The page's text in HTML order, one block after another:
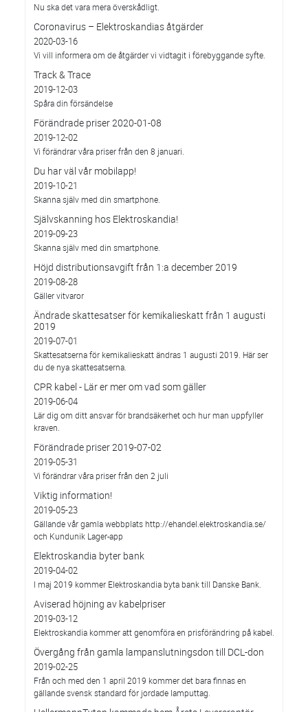
Nu ska det vara mera överskådligt.
Coronavirus – Elektroskandias åtgärder
2020-03-16
Vi vill informera om de åtgärder vi vidtagit i förebyggande syfte.
Track & Trace
2019-12-03
Spåra din försändelse
Förändrade priser 2020-01-08
2019-12-02
Vi förändrar våra priser från den 8 januari.
Du har väl vår mobilapp!
2019-10-21
Skanna själv med din smartphone.
Självskanning hos Elektroskandia!
2019-09-23
Skanna själv med din smartphone.
Höjd distributionsavgift från 1:a december 2019
2019-08-28
Gäller vitvaror
Ändrade skattesatser för kemikalieskatt från 1 augusti
2019
2019-07-01
Skattesatserna för kemikalieskatt ändras 1 augusti 2019. Här ser
du de nya skattesatserna.
CPR kabel - Lär er mer om vad som gäller
2019-06-04
Lär dig om ditt ansvar för brandsäkerhet och hur man uppfyller
kraven.
Förändrade priser 2019-07-02
2019-05-31
Vi förändrar våra priser från den 2 juli
Viktig information!
2019-05-23
Gällande vår gamla webbplats http://ehandel.elektroskandia.se/
och Kundunik Lager-app
Elektroskandia byter bank
2019-04-02
I maj 2019 kommer Elektroskandia byta bank till Danske Bank.
Aviserad höjning av kabelpriser
2019-03-12
Elektroskandia kommer att genomföra en prisförändring på kabel.
Övergång från gamla lampanslutningsdon till DCL-don
2019-02-25
Från och med den 1 april 2019 kommer det bara finnas en
gällande svensk standard för jordade lamputtag.